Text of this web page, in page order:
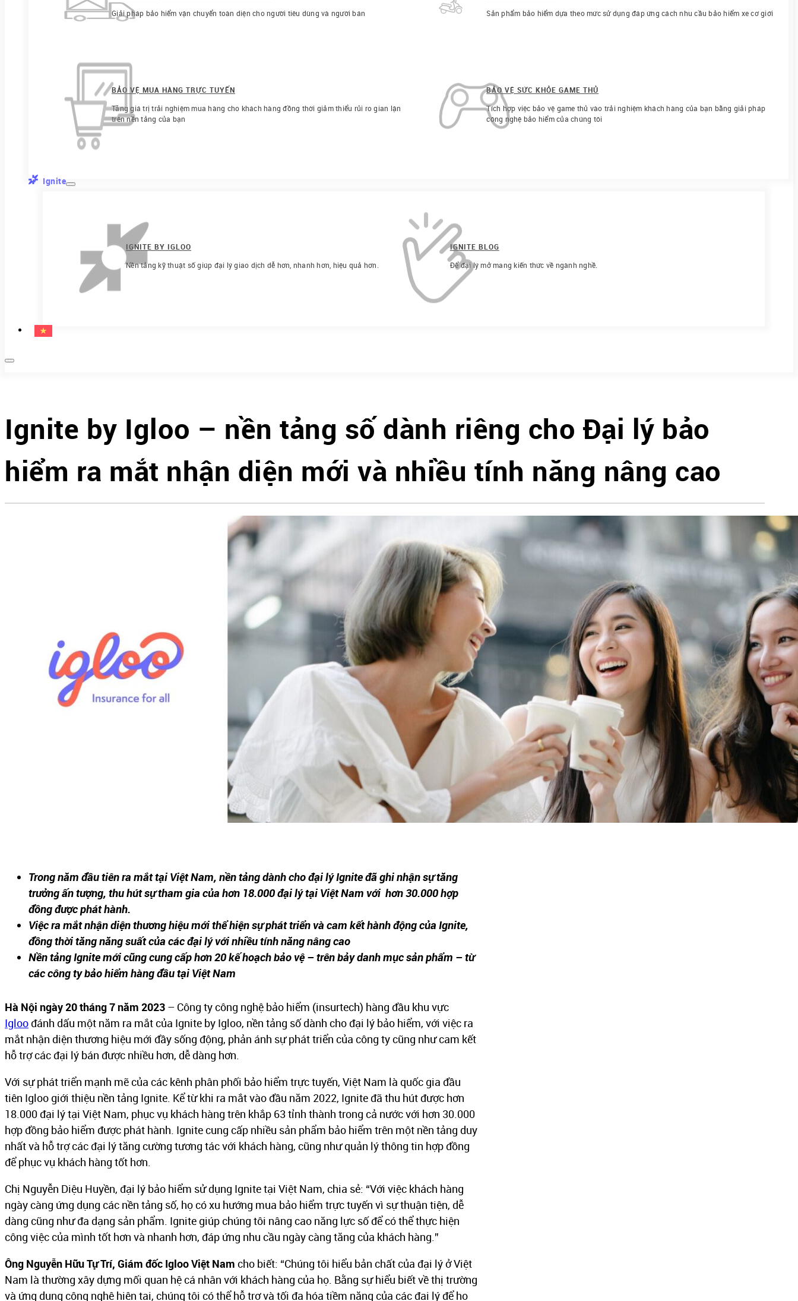
Giải pháp bảo hiểm vận chuyển toàn diện cho người tiêu dùng và người bán
Sản phẩm bảo hiểm dựa theo mức sử dụng đáp ứng cách nhu cầu bảo hiểm xe cơ giới
BẢO VỆ MUA HÀNG TRỰC TUYẾN
Tăng giá trị trải nghiệm mua hàng cho khách hàng đồng thời giảm thiểu rủi ro gian lận
trên nền tảng của bạn
BẢO VỆ SỨC KHỎE GAME THỦ
Tích hợp việc bảo vệ game thủ vào trải nghiệm khách hàng của bạn bằng giải pháp
công nghệ bảo hiểm của chúng tôi
Ignite
IGNITE BY IGLOO
Nền tảng kỹ thuật số giúp đại lý giao dịch dễ hơn, nhanh hơn, hiệu quả hơn.
IGNITE BLOG
Để đại lý mở mang kiến thức về ngành nghề.
Ignite by Igloo – nền tảng số dành riêng cho Đại lý bảo
hiểm ra mắt nhận diện mới và nhiều tính năng nâng cao
Trong năm đầu tiên ra mắt tại Việt Nam, nền tảng dành cho đại lý Ignite đã ghi nhận sự tăng
trưởng ấn tượng, thu hút sự tham gia của hơn 18.000 đại lý tại Việt Nam với hơn 30.000 hợp
đồng được phát hành.
Việc ra mắt nhận diện thương hiệu mới thể hiện sự phát triển và cam kết hành động của Ignite,
đồng thời tăng năng suất của các đại lý với nhiều tính năng nâng cao
Nền tảng Ignite mới cũng cung cấp hơn 20 kế hoạch bảo vệ – trên bảy danh mục sản phẩm – từ
các công ty bảo hiểm hàng đầu tại Việt Nam
Hà Nội ngày 20 tháng 7 năm 2023 – Công ty công nghệ bảo hiểm (insurtech) hàng đầu khu vực
Igloođánh dấu một năm ra mắt của Ignite by Igloo, nền tảng số dành cho đại lý bảo hiểm, với việc ra
mắt nhận diện thương hiệu mới đầy sống động, phản ánh sự phát triển của công ty cũng như cam kết
hỗ trợ các đại lý bán được nhiều hơn, dễ dàng hơn.
Với sự phát triển mạnh mẽ của các kênh phân phối bảo hiểm trực tuyến, Việt Nam là quốc gia đầu
tiên Igloo giới thiệu nền tảng Ignite. Kể từ khi ra mắt vào đầu năm 2022, Ignite đã thu hút được hơn
18.000 đại lý tại Việt Nam, phục vụ khách hàng trên khắp 63 tỉnh thành trong cả nước với hơn 30.000
hợp đồng bảo hiểm được phát hành. Ignite cung cấp nhiều sản phẩm bảo hiểm trên một nền tảng duy
nhất và hỗ trợ các đại lý tăng cường tương tác với khách hàng, cũng như quản lý thông tin hợp đồng
để phục vụ khách hàng tốt hơn.
Chị Nguyễn Diệu Huyền, đại lý bảo hiểm sử dụng Ignite tại Việt Nam, chia sẻ: “Với việc khách hàng
ngày càng ứng dụng các nền tảng số, họ có xu hướng mua bảo hiểm trực tuyến vì sự thuận tiện, dễ
dàng cũng như đa dạng sản phẩm. Ignite giúp chúng tôi nâng cao năng lực số để có thể thực hiện
công việc của mình tốt hơn và nhanh hơn, đáp ứng nhu cầu ngày càng tăng của khách hàng.”
Ông Nguyễn Hữu Tự Trí, Giám đốc Igloo Việt Nam cho biết: “Chúng tôi hiểu bản chất của đại lý ở Việt
Nam là thường xây dựng mối quan hệ cá nhân với khách hàng của họ. Bằng sự hiểu biết về thị trường
và ứng dụng công nghệ hiện tại, chúng tôi có thể hỗ trợ và tối đa hóa tiềm năng của các đại lý để họ